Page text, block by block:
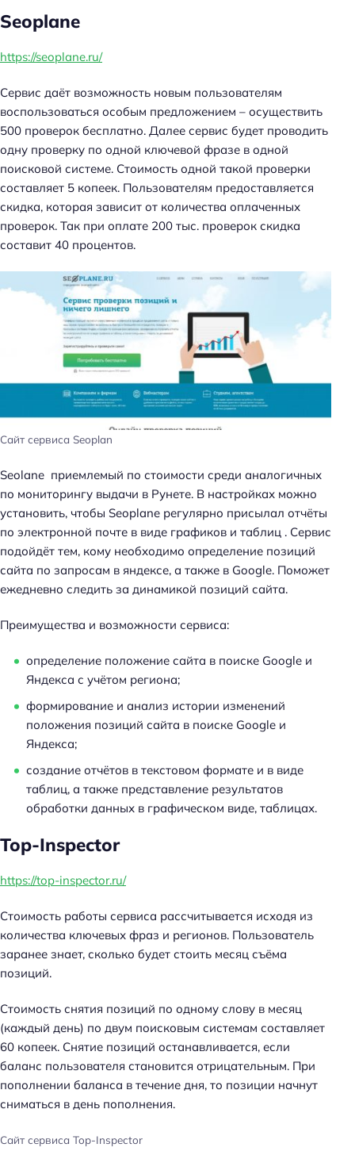
Seoplane
https://seoplane.ru/
Сервис даёт возможность новым пользователям
воспользоваться особым предложением – осуществить
500 проверок бесплатно. Далее сервис будет проводить
одну проверку по одной ключевой фразе в одной
поисковой системе. Стоимость одной такой проверки
составляет 5 копеек. Пользователям предоставляется
скидка, которая зависит от количества оплаченных
проверок. Так при оплате 200 тыс. проверок скидка
составит 40 процентов.
Сайт сервиса Seoplan
Seolane приемлемый по стоимости среди аналогичных
по мониторингу выдачи в Рунете. В настройках можно
установить, чтобы Seoplane регулярно присылал отчёты
по электронной почте в виде графиков и таблиц . Сервис
подойдёт тем, кому необходимо определение позиций
сайта по запросам в яндексе, а также в Google. Поможет
ежедневно следить за динамикой позиций сайта.
Преимущества и возможности сервиса:
определение положение сайта в поиске Google и
Яндекса с учётом региона;
формирование и анализ истории изменений
положения позиций сайта в поиске Google и
Яндекса;
создание отчётов в текстовом формате и в виде
таблиц, а также представление результатов
обработки данных в графическом виде, таблицах.
Top-Inspector
https://top-inspector.ru/
Стоимость работы сервиса рассчитывается исходя из
количества ключевых фраз и регионов. Пользователь
заранее знает, сколько будет стоить месяц съёма
позиций.
Стоимость снятия позиций по одному слову в месяц
(каждый день) по двум поисковым системам составляет
60 копеек. Снятие позиций останавливается, если
баланс пользователя становится отрицательным. При
пополнении баланса в течение дня, то позиции начнут
сниматься в день пополнения.
Сайт сервиса Top-Inspector